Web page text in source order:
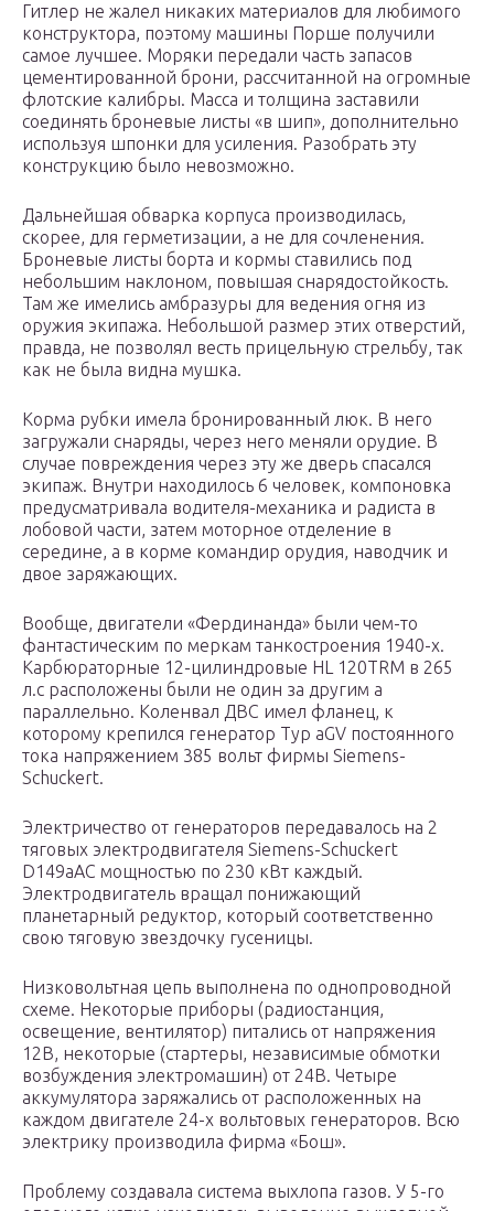
Гитлер не жалел никаких материалов для любимого
конструктора, поэтому машины Порше получили
самое лучшее. Моряки передали часть запасов
цементированной брони, рассчитанной на огромные
флотские калибры. Масса и толщина заставили
соединять броневые листы «в шип», дополнительно
используя шпонки для усиления. Разобрать эту
конструкцию было невозможно.
Дальнейшая обварка корпуса производилась,
скорее, для герметизации, а не для сочленения.
Броневые листы борта и кормы ставились под
небольшим наклоном, повышая снарядостойкость.
Там же имелись амбразуры для ведения огня из
оружия экипажа. Небольшой размер этих отверстий,
правда, не позволял весть прицельную стрельбу, так
как не была видна мушка.
Корма рубки имела бронированный люк. В него
загружали снаряды, через него меняли орудие. В
случае повреждения через эту же дверь спасался
экипаж. Внутри находилось 6 человек, компоновка
предусматривала водителя-механика и радиста в
лобовой части, затем моторное отделение в
середине, а в корме командир орудия, наводчик и
двое заряжающих.
Вообще, двигатели «Фердинанда» были чем-то
фантастическим по меркам танкостроения 1940-х.
Карбюраторные 12-цилиндровые HL 120TRM в 265
л.с расположены были не один за другим а
параллельно. Коленвал ДВС имел фланец, к
которому крепился генератор Typ aGV постоянного
тока напряжением 385 вольт фирмы Siemens-
Schuckert.
Электричество от генераторов передавалось на 2
тяговых электродвигателя Siemens-Schuckert
D149aAC мощностью по 230 кВт каждый.
Электродвигатель вращал понижающий
планетарный редуктор, который соответственно
свою тяговую звездочку гусеницы.
Низковольтная цепь выполнена по однопроводной
схеме. Некоторые приборы (радиостанция,
освещение, вентилятор) питались от напряжения
12В, некоторые (стартеры, независимые обмотки
возбуждения электромашин) от 24В. Четыре
аккумулятора заряжались от расположенных на
каждом двигателе 24-х вольтовых генераторов. Всю
электрику производила фирма «Бош».
Проблему создавала система выхлопа газов. У 5-го